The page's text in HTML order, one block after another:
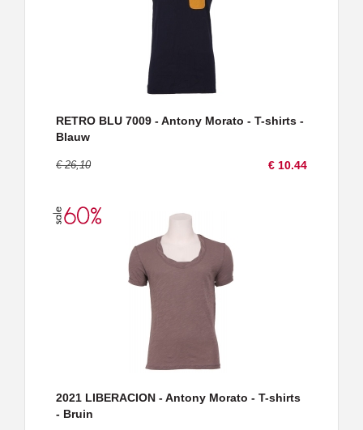
RETRO BLU 7009 - Antony Morato - T-shirts -
Blauw
€ 26,10 € 10.44
2021 LIBERACION - Antony Morato - T-shirts
- Bruin